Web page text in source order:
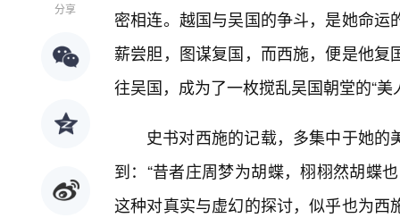
分享
密相连。越国与吴国的争斗，是她命
薪尝胆，图谋复国，而西施，便是他
往吴国，成为了一枚搅乱吴国朝堂的“美
史书对西施的记载，多集中于她的
到：“昔者庄周梦为胡蝶，栩栩然胡蝶
这种对真实与虚幻的探讨，似乎也为